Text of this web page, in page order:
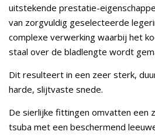
uitstekende prestatie-
van zorgvuldig geselecteerde
complexe verwerking waarbij het
staal over de bladlengte wordt
Dit resulteert in een zeer sterk,
harde, slijtvaste snede.
De sierlijke fittingen omvatten een
tsuba met een beschermend